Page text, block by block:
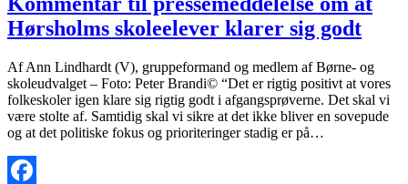
Hørsholms skoleelever klarer sig godt
Af Ann Lindhardt (V), gruppeformand og medlem af Børne- og
skoleudvalget – Foto: Peter Brandi© “Det er rigtig positivt at vores
folkeskoler igen klare sig rigtig godt i afgangsprøverne. Det skal vi
være stolte af. Samtidig skal vi sikre at det ikke bliver en sovepude
og at det politiske fokus og prioriteringer stadig er på…